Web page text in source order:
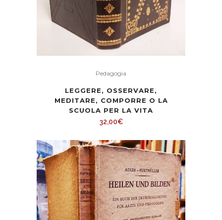
Pedagogia
LEGGERE, OSSERVARE,
MEDITARE, COMPORRE O LA
SCUOLA PER LA VITA
32,00€